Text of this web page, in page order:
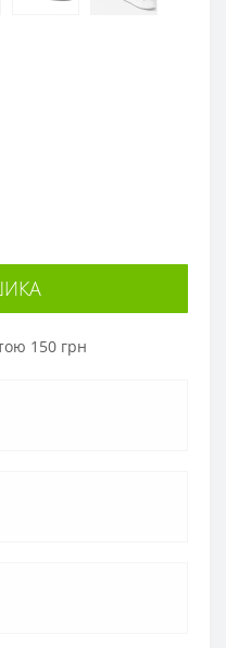
150 грн